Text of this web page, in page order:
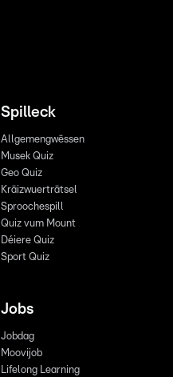
Spilleck
Allgemengwëssen
Musek Quiz
Geo Quiz
Kräizwuerträtsel
Sproochespill
Quiz vum Mount
Déiere Quiz
Sport Quiz
Jobs
Jobdag
Moovijob
Lifelong Learning